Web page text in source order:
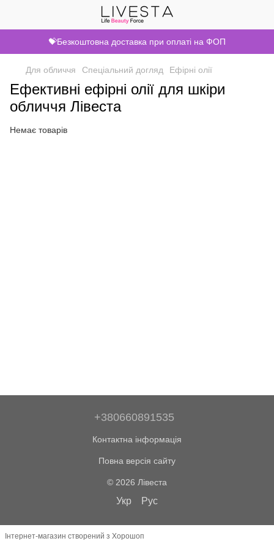
💝Безкоштовна доставка при оплаті на ФОП
Для обличчя Спеціальний догляд Ефірні олії
Ефективні ефірні олії для шкіри
обличчя Лівеста
Немає товарів
+380660891535
Контактна інформація
Повна версія сайту
© 2026 Лівеста
Укр Рус
Інтернет-магазин створений з Хорошоп